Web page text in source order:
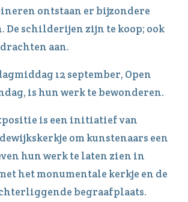
ontstaan er bijzondere
De schilderijen zijn te koop; ook
aan.
12 september, Open
is hun werk te bewonderen.
is een initiatief van
om kunstenaars een
hun werk te laten zien in
het monumentale kerkje en de
begraafplaats.